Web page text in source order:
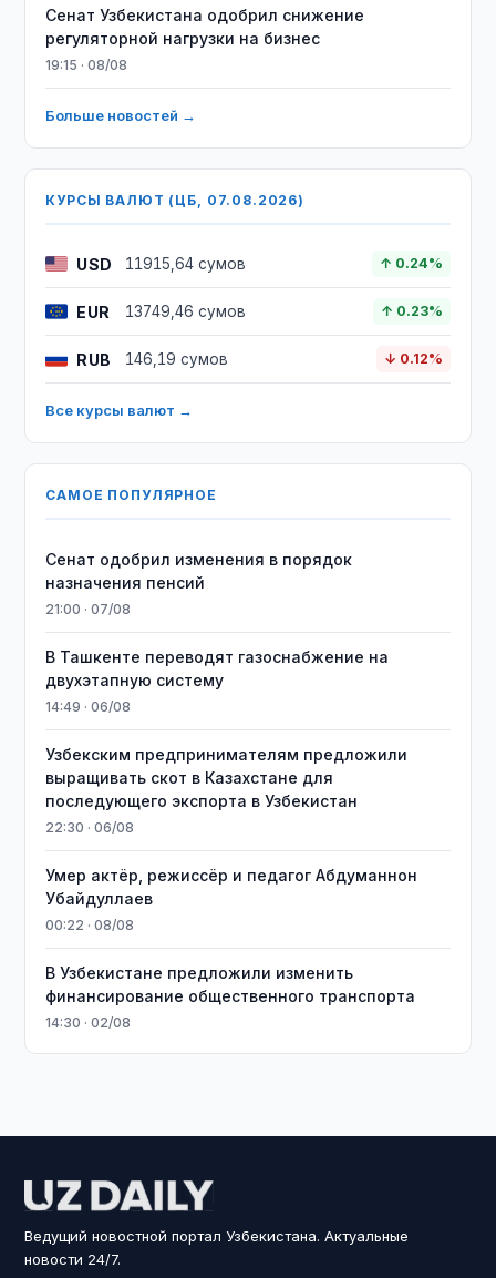
Сенат Узбекистана одобрил снижение
регуляторной нагрузки на бизнес
19:15 · 08/08
Больше новостей →
КУРСЫ ВАЛЮТ (ЦБ, 07.08.2026)
USD 11915,64 сумов ↑ 0.24%
EUR 13749,46 сумов ↑ 0.23%
RUB 146,19 сумов ↓ 0.12%
Все курсы валют →
САМОЕ ПОПУЛЯРНОЕ
Сенат одобрил изменения в порядок
назначения пенсий
21:00 · 07/08
В Ташкенте переводят газоснабжение на
двухэтапную систему
14:49 · 06/08
Узбекским предпринимателям предложили
выращивать скот в Казахстане для
последующего экспорта в Узбекистан
22:30 · 06/08
Умер актёр, режиссёр и педагог Абдуманнон
Убайдуллаев
00:22 · 08/08
В Узбекистане предложили изменить
финансирование общественного транспорта
14:30 · 02/08
Ведущий новостной портал Узбекистана. Актуальные
новости 24/7.